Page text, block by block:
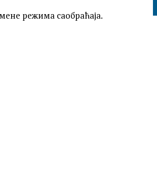
режима саобраћаја.